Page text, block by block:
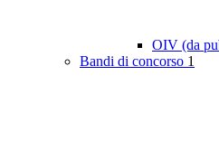
OIV (da
Bandi di concorso 1